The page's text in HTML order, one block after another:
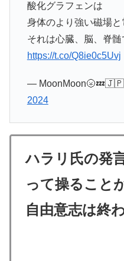
酸化グラフェンは
身体のより強い磁場と
それは心臓、脳、脊髄
https://t.co/Q8ie0c5Uvj
— MoonMoon🌝💤🇯🇵
2024
ハラリ氏の発
って操ること
自由意志は終